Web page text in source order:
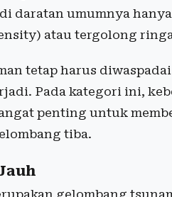
daratan umumnya
atau tergolong
tetap harus
Pada kategori ini,
penting untuk
tiba.
gelombang